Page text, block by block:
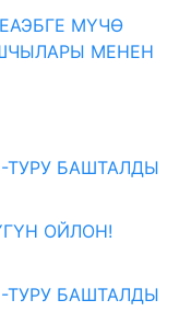
МҮЧӨ
МЕНЕН
БАШТАЛДЫ
ОЙЛОН!
ТУРУ БАШТАЛДЫ